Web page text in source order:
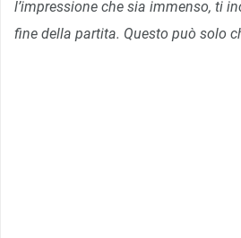
l’impressione che sia immenso, ti
fine della partita. Questo può solo